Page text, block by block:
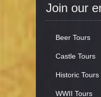
Join our
Beer Tours
Castle Tours
Historic Tours
WWII Tours